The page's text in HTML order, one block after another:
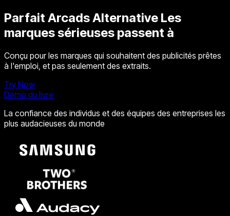
ParfaitArcads Alternative Les
marques sérieuses passent à
Conçu pour les marques qui souhaitent des publicités prêtes
à l'emploi, et pas seulement des extraits.
Try Now
Démo du livre
La confiance des individus et des équipes des entreprises les
plus audacieuses du monde